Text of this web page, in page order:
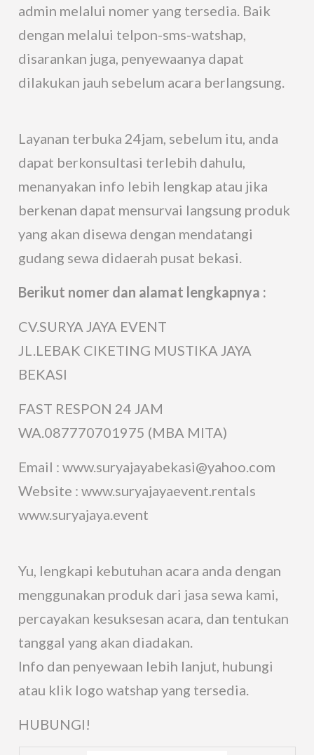
admin melalui nomer yang tersedia. Baik
dengan melalui telpon-sms-watshap,
disarankan juga, penyewaanya dapat
dilakukan jauh sebelum acara berlangsung.
Layanan terbuka 24jam, sebelum itu, anda
dapat berkonsultasi terlebih dahulu,
menanyakan info lebih lengkap atau jika
berkenan dapat mensurvai langsung produk
yang akan disewa dengan mendatangi
gudang sewa didaerah pusat bekasi.
Berikut nomer dan alamat lengkapnya :
CV.SURYA JAYA EVENT
JL.LEBAK CIKETING MUSTIKA JAYA
BEKASI
FAST RESPON 24 JAM
WA.087770701975 (MBA MITA)
Email : www.suryajayabekasi@yahoo.com
Website : www.suryajayaevent.rentals
www.suryajaya.event
Yu, lengkapi kebutuhan acara anda dengan
menggunakan produk dari jasa sewa kami,
percayakan kesuksesan acara, dan tentukan
tanggal yang akan diadakan.
Info dan penyewaan lebih lanjut, hubungi
atau klik logo watshap yang tersedia.
HUBUNGI!